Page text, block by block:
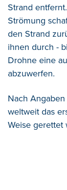
Strand
Strömung
den Strand
ihnen durch -
Drohne eine
abzuwerfen.
Nach
weltweit das
Weise gerettet